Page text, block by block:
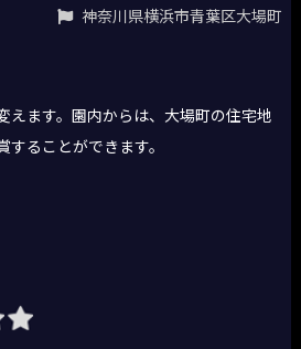
神奈川県横浜市青葉区大場町
えます。園内からは、大場町の住宅地
ることができます。